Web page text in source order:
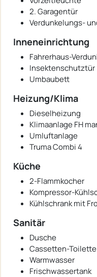
2. Garagentür
Verdunkelungs-
Inneneinrichtung
Fahrerhaus-
Insektenschutztür
Umbaubett
Heizung/Klima
Dieselheizung
Klimaanlage FH
Umluftanlage
Truma Combi 4
Küche
2-Flammkocher
Kompressor-
Kühlschrank mit
Sanitär
Dusche
Cassetten-Toilette
Warmwasser
Frischwassertank